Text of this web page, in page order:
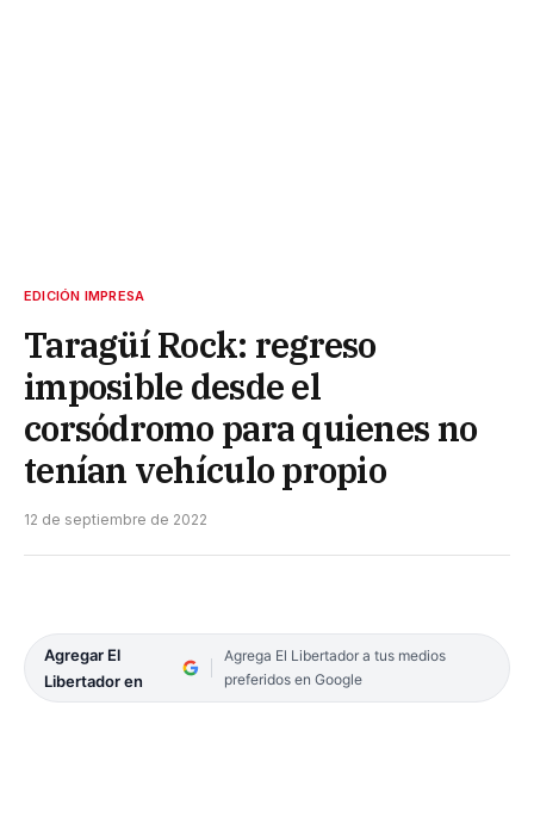
EDICIÓN IMPRESA
Taragüí Rock: regreso
imposible desde el
corsódromo para quienes no
tenían vehículo propio
12 de septiembre de 2022
Agregar El
Libertador en
Agrega El Libertador a tus medios
preferidos en Google